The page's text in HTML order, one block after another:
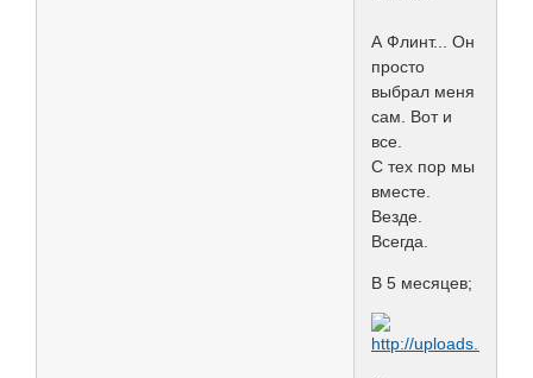
А Флинт... Он
просто
выбрал меня
сам. Вот и
все.
С тех пор мы
вместе.
Везде.
Всегда.
В 5 месяцев;